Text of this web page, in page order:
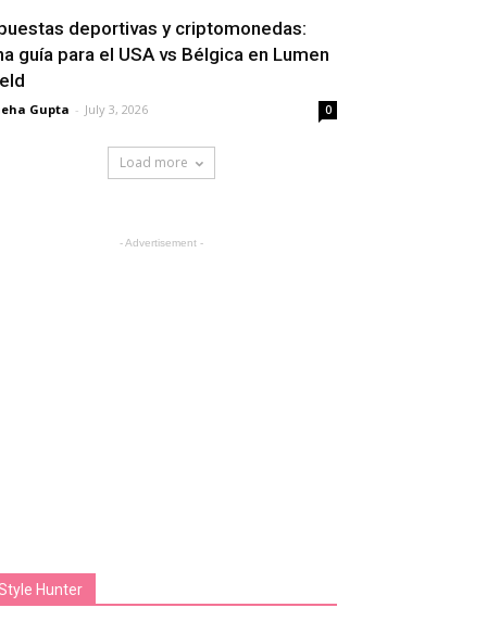
deportivas y criptomonedas:
guía para el USA vs Bélgica en Lumen
Gupta - July 3, 2026 0
Load more
- Advertisement -
Hunter